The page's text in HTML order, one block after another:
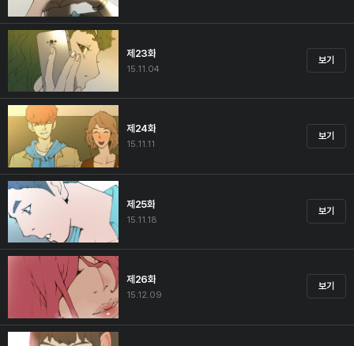
제23화
15.11.04
보기
제24화
15.11.11
보기
제25화
15.11.18
보기
제26화
15.12.09
보기